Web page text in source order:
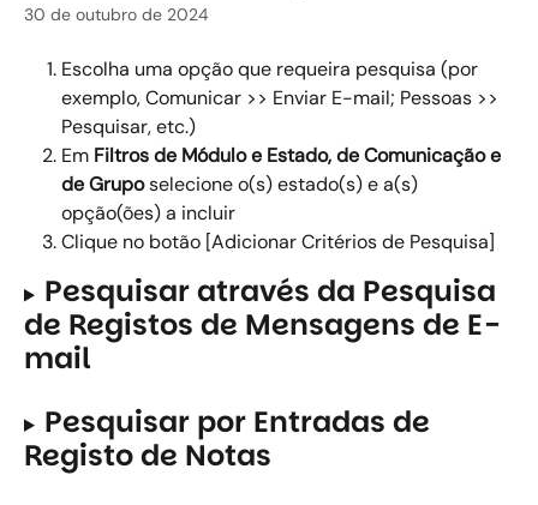
30 de outubro de 2024
Escolha uma opção que requeira pesquisa (por
exemplo, Comunicar >> Enviar E-mail; Pessoas >>
Pesquisar, etc.)
Em Filtros de Módulo e Estado, de Comunicação e
de Grupo selecione o(s) estado(s) e a(s)
opção(ões) a incluir
Clique no botão [Adicionar Critérios de Pesquisa]
Pesquisar através da Pesquisa
de Registos de Mensagens de E-
mail
Pesquisar por Entradas de
Registo de Notas